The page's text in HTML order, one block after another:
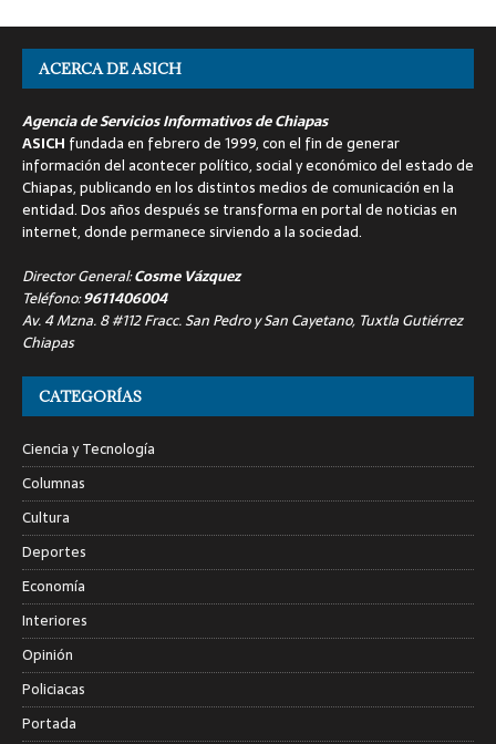
ACERCA DE ASICH
Agencia de Servicios Informativos de Chiapas
ASICH fundada en febrero de 1999, con el fin de generar
información del acontecer político, social y económico del estado de
Chiapas, publicando en los distintos medios de comunicación en la
entidad. Dos años después se transforma en portal de noticias en
internet, donde permanece sirviendo a la sociedad.
Director General:Cosme Vázquez
Teléfono:9611406004
Av. 4 Mzna. 8 #112 Fracc. San Pedro y San Cayetano, Tuxtla Gutiérrez
Chiapas
CATEGORÍAS
Ciencia y Tecnología
Columnas
Cultura
Deportes
Economía
Interiores
Opinión
Policiacas
Portada